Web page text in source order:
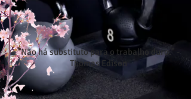
"Não há substituto para o trabalho duro." -
Thomas Edison